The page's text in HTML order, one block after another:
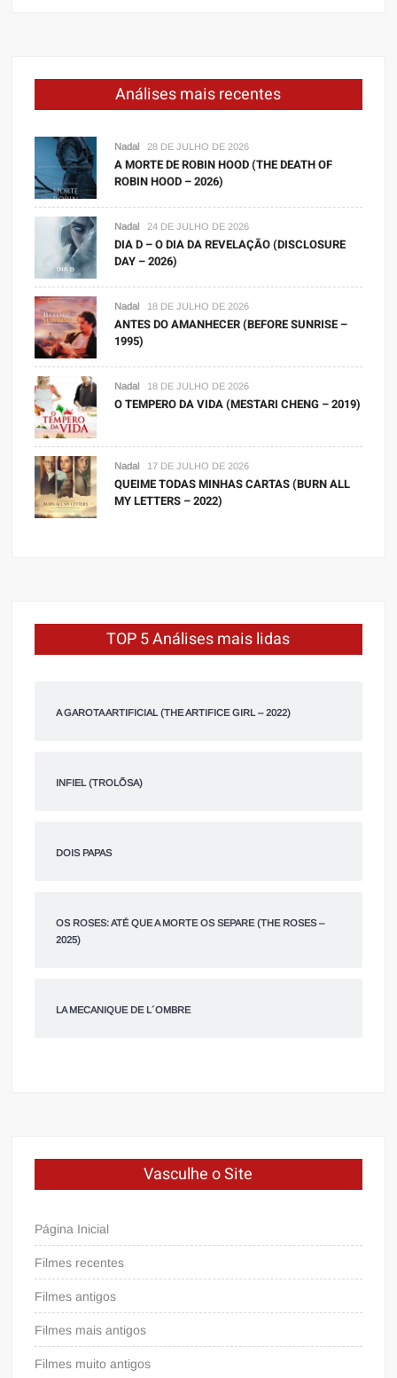
Análises mais recentes
Nadal 28 DE JULHO DE 2026
A MORTE DE ROBIN HOOD (THE DEATH OF
ROBIN HOOD – 2026)
Nadal 24 DE JULHO DE 2026
DIA D – O DIA DA REVELAÇÃO (DISCLOSURE
DAY – 2026)
Nadal 18 DE JULHO DE 2026
ANTES DO AMANHECER (BEFORE SUNRISE –
1995)
Nadal 18 DE JULHO DE 2026
O TEMPERO DA VIDA (MESTARI CHENG – 2019)
Nadal 17 DE JULHO DE 2026
QUEIME TODAS MINHAS CARTAS (BURN ALL
MY LETTERS – 2022)
TOP 5 Análises mais lidas
A GAROTA ARTIFICIAL (THE ARTIFICE GIRL – 2022)
INFIEL (TROLÕSA)
DOIS PAPAS
OS ROSES: ATÉ QUE A MORTE OS SEPARE (THE ROSES –
2025)
LA MECANIQUE DE L´OMBRE
Vasculhe o Site
Página Inicial
Filmes recentes
Filmes antigos
Filmes mais antigos
Filmes muito antigos